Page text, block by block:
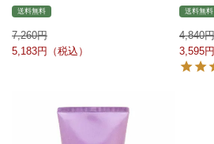
送料無料
7,260
5,183
送料無料
4,840
3,595